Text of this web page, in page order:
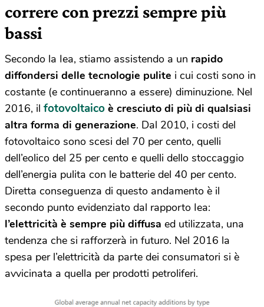
correre con prezzi sempre più
bassi
Secondo la Iea, stiamo assistendo a un rapido
diffondersi delle tecnologie pulite i cui costi sono in
costante (e continueranno a essere) diminuzione. Nel
2016, il fotovoltaico è cresciuto di più di qualsiasi
altra forma di generazione. Dal 2010, i costi del
fotovoltaico sono scesi del 70 per cento, quelli
dell’eolico del 25 per cento e quelli dello stoccaggio
dell’energia pulita con le batterie del 40 per cento.
Diretta conseguenza di questo andamento è il
secondo punto evidenziato dal rapporto Iea:
l’elettricità è sempre più diffusa ed utilizzata, una
tendenza che si rafforzerà in futuro. Nel 2016 la
spesa per l’elettricità da parte dei consumatori si è
avvicinata a quella per prodotti petroliferi.